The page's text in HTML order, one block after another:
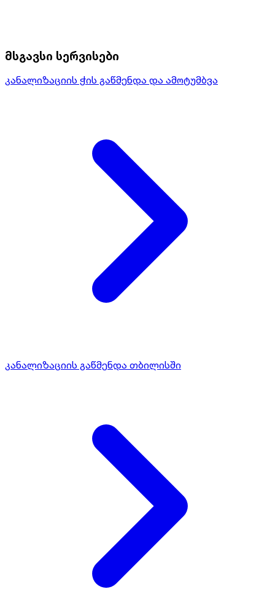
მსგავსი სერვისები
კანალიზაციის ჭის გაწმენდა და ამოტუმბვა
კანალიზაციის გაწმენდა თბილისში